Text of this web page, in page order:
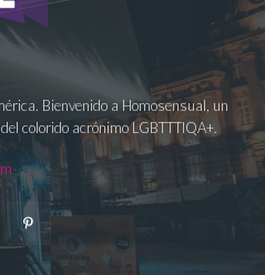
Bienvenido a Homosensual, un
colorido acrónimo LGBTTTIQA+.